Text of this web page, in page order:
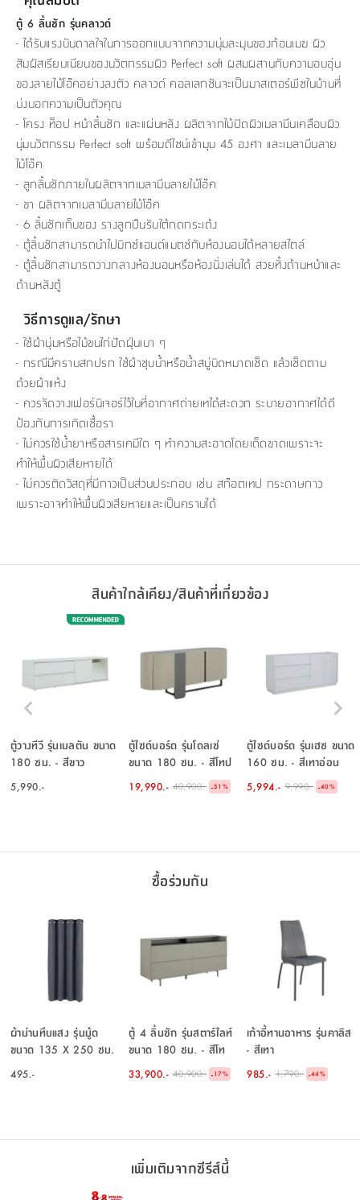
ตู้ 6 ลิ้นชัก รุ่นคลาวด์
- ได้รับแรงบันดาลใจในการออกแบบจากความนุ่มละมุนของก้อนเมฆ ผิว
สัมผัสเรียบเนียนของนวัตกรรมผิว Perfect soft ผสมผสานกับความอบอุ่น
ของลายไม้โอ๊คอย่างลงตัว คลาวด์ คอลเลกชันจะเป็นมาสเตอร์พีซในบ้านที่
บ่งบอกความเป็นตัวคุณ
- โครง ท็อป หน้าลิ้นชัก และแผ่นหลัง ผลิตจากไม้ปิดผิวเมลามีนเคลือบผิว
นุ่มนวัตกรรม Perfect soft พร้อมดีไซน์เข้ามุม 45 องศา และเมลามีนลาย
ไม้โอ๊ค
- ลูกลิ้นชักภายในผลิตจากเมลามีนลายไม้โอ๊ค
- ขา ผลิตจากเมลามีนลายไม้โอ๊ค
- 6 ลิ้นชักเก็บของ รางลูกปืนรับใต้กดกระเด้ง
- ตู้ลิ้นชักสามารถนำไปมิกซ์แอนด์แมตช์กับห้องนอนได้หลายสไตล์
- ตู้ลิ้นชักสามารถวางกลางห้องนอนหรือห้องนั่งเล่นได้ สวยทั้งด้านหน้าและ
ด้านหลังตู้
วิธีการดูแล/รักษา
- ใช้ผ้านุ่มหรือไม้ขนไก่ปัดฝุ่นเบา ๆ
- กรณีมีคราบสกปรก ใช้ผ้าชุบน้ำหรือน้ำสบู่บิดหมาดเช็ด แล้วเช็ดตาม
ด้วยผ้าแห้ง
- ควรจัดวางเฟอร์นิเจอร์ไว้ในที่อากาศถ่ายเทได้สะดวก ระบายอากาศได้ดี
ป้องกันการเกิดเชื้อรา
- ไม่ควรใช้น้ำยาหรือสารเคมีใด ๆ ทำความสะอาดโดยเด็ดขาดเพราะจะ
ทำให้พื้นผิวเสียหายได้
- ไม่ควรติดวัสดุที่มีกาวเป็นส่วนประกอบ เช่น สก๊อตเทป กระดาษกาว
เพราะอาจทำให้พื้นผิวเสียหายและเป็นคราบได้
สินค้าใกล้เคียง/สินค้าที่เกี่ยวข้อง
ตู้วางทีวี รุ่นเมลตัน ขนาด
180 ซม. - สีขาว
5,990.-
ตู้ไซด์บอร์ด รุ่นโดลเซ่
ขนาด 180 ซม. - สีโทป
19,990.- 40,900.- -51 %
ตู้ไซด์บอร์ด รุ่นเฮซ ขนาด
160 ซม. - สีเทาอ่อน
5,994.- 9,990.- -40%
ซื้อร่วมกัน
ผ้าม่านทึบแสง รุ่นมู้ด
ขนาด 135 X 250 ซม.
- สีเทา
495.-
ตู้ 4 ลิ้นชัก รุ่นสตาร์ไลท์
ขนาด 180 ซม. - สีโท
ปอ่อน/ดำ
33,900.- 40,900.- -17%
เก้าอี้ทานอาหาร รุ่นคาลิส
- สีเทา
985.- 1,790.- -44%
เพิ่มเติมจากซีรีส์นี้